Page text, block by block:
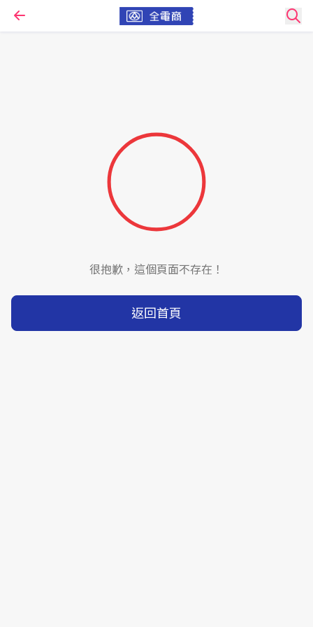
很抱歉，這個頁面不存在！
返回首頁